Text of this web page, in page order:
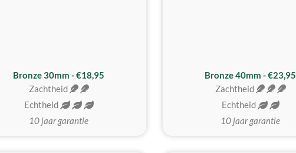
Bronze 30mm - €18,95
Zachtheid
Echtheid
10 jaar garantie
Bronze 40mm - €23,95
Zachtheid
Echtheid
10 jaar garantie